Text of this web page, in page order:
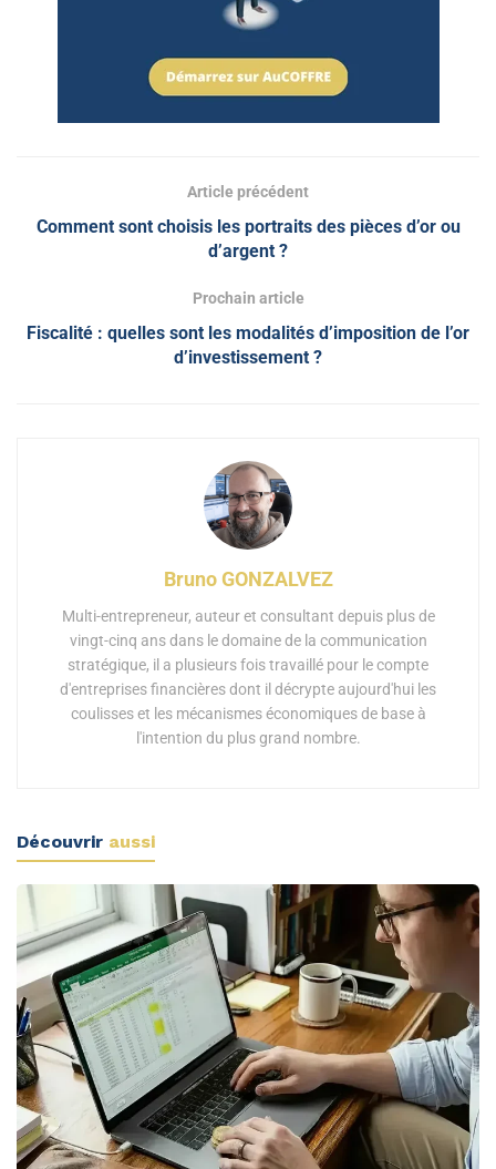
Article précédent
Comment sont choisis les portraits des pièces d’or ou
d’argent ?
Prochain article
Fiscalité : quelles sont les modalités d’imposition de l’or
d’investissement ?
Bruno GONZALVEZ
Multi-entrepreneur, auteur et consultant depuis plus de
vingt-cinq ans dans le domaine de la communication
stratégique, il a plusieurs fois travaillé pour le compte
d'entreprises financières dont il décrypte aujourd'hui les
coulisses et les mécanismes économiques de base à
l'intention du plus grand nombre.
Découvrir aussi